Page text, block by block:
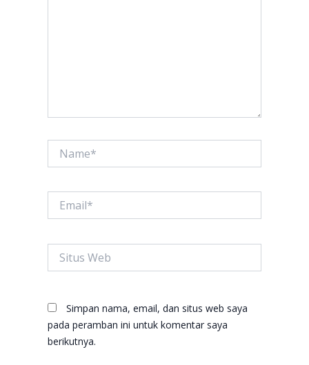
Web
Simpan nama, email, dan situs web saya
pada peramban ini untuk komentar saya
berikutnya.